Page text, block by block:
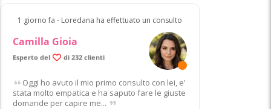
1 giorno fa - Loredana ha effettuato un consulto
Camilla Gioia
Esperto del di 232 clienti
Oggi ho avuto il mio primo consulto con lei, e'
stata molto empatica e ha saputo fare le giuste
domande per capire me...